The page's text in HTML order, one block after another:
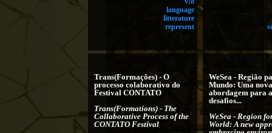
language
litterature
represent
Trans(Formações) - O
processo colaborativo do
Festival CONTATO
Trans(Formations) - The
Collaborative Process of the
CONTATO Festival
WeSea - Região
Mundo: Uma nova
abordagem para
desafios...
WeSea - Region
World: A new